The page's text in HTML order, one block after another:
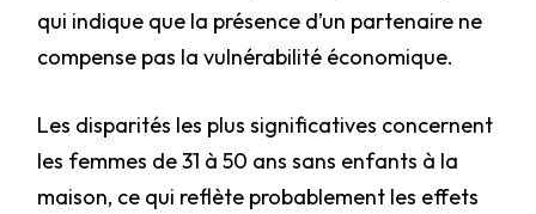
qui indique que la présence d’un partenaire ne
compense pas la vulnérabilité économique.
Les disparités les plus significatives concernent
les femmes de 31 à 50 ans sans enfants à la
maison, ce qui reflète probablement les effets